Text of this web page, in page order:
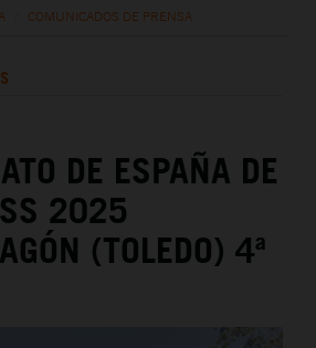
COMUNICADOS DE PRENSA
DE ESPAÑA DE
2025
(TOLEDO) 4ª